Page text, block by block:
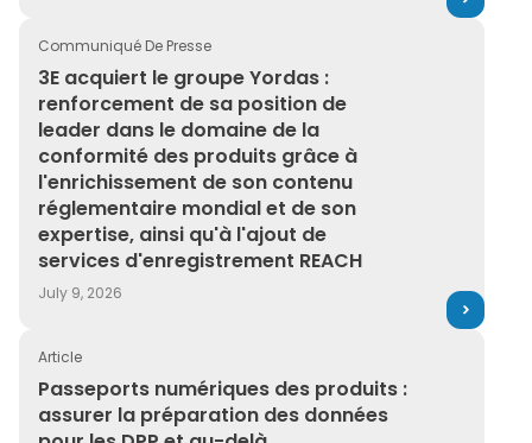
Communiqué De Presse
3E acquiert le groupe Yordas :
renforcement de sa position de
leader dans le domaine de la
conformité des produits grâce à
l'enrichissement de son contenu
réglementaire mondial et de son
expertise, ainsi qu'à l'ajout de
services d'enregistrement REACH
July 9, 2026
3E acquiert le groupe Yordas : renforcement de sa
Article
Passeports numériques des produits :
assurer la préparation des données
Passeports numériques des produits : assurer la